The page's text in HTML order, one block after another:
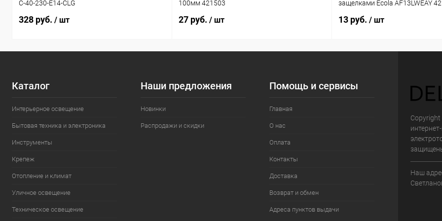
C-40-230-E14-CLG
328 руб. / шт
100мм 421503
27 руб. / шт
защелками Ecola AF13LWEAY
13 руб. / шт
Каталог
Интерьерное освещение
Бытовая техника и электроника
Инструменты
Крепеж
Отопление и климат
Уличное освещение
Техническое освещение
Наши предложения
Новинки
Распродажи и скидки
Помощь и сервисы
Главная
О нас
Оплата
Контакты
Доставка
Возврат и обмен
Адреса пунктов выдачи
Наш